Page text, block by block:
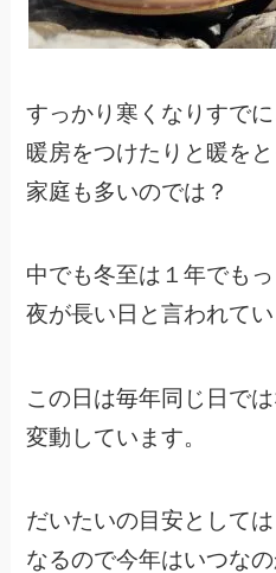
すっかり寒くなりすで
暖房をつけたりと暖を
家庭も多いのでは？
中でも冬至は１年でもっ
夜が長い日と言われてい
この日は毎年同じ日では
変動しています。
だいたいの目安として
なるので今年はいつな